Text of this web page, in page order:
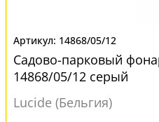
14868/05/12
Садово-парковый
14868/05/12 серый
Lucide (Бельгия)